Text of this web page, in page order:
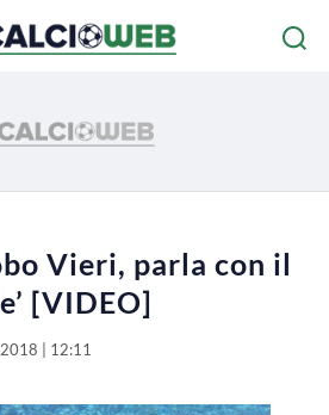
Vieri, parla con il
[VIDEO]
| 12:11